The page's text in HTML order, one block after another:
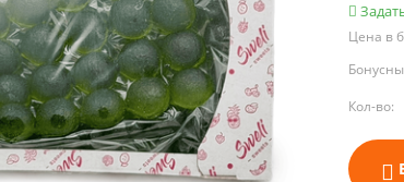
Цена в
Кол-во: